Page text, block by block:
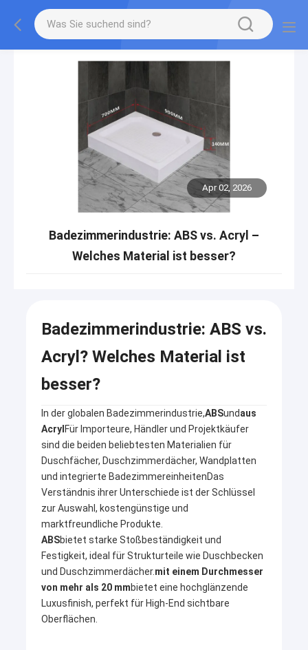
Apr 02, 2026
Badezimmerindustrie: ABS vs. Acryl –
Welches Material ist besser?
Badezimmerindustrie: ABS vs.
Acryl? Welches Material ist
besser?
In der globalen Badezimmerindustrie,ABSundaus
Acryl Für Importeure, Händler und Projektkäufer
sind die beiden beliebtesten Materialien für
Duschfächer, Duschzimmerdächer, Wandplatten
und integrierte BadezimmereinheitenDas
Verständnis ihrer Unterschiede ist der Schlüssel
zur Auswahl, kostengünstige und
marktfreundliche Produkte.
ABSbietet starke Stoßbeständigkeit und
Festigkeit, ideal für Strukturteile wie Duschbecken
und Duschzimmerdächer.mit einem Durchmesser
von mehr als 20 mmbietet eine hochglänzende
Luxusfinish, perfekt für High-End sichtbare
Oberflächen.